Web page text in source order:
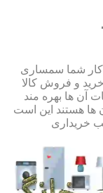
کار شما سمساری
و فروش کالا
آن ها بهره مند
ها هستند این است
خریداری